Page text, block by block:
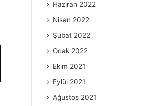
Haziran 2022
Nisan 2022
Şubat 2022
Ocak 2022
Ekim 2021
Eylül 2021
Ağustos 2021